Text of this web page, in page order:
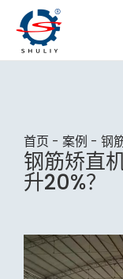
首页 - 案例 - 钢
钢筋矫直
升20%？